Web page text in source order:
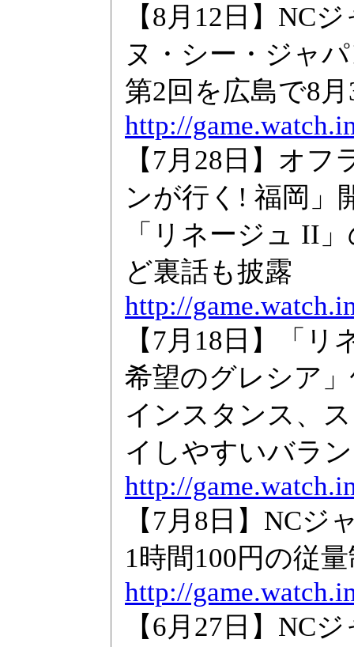
【8月12日】NC
ヌ・シー・ジャ
第2回を広島で8
http://
【7月28日】オ
ンが行く! 福岡」
「リネージュ II
ど裏話も披露
http://
【7月18日】「
希望のグレシア
インスタンス、
イしやすいバラ
http://
【7月8日】NC
1時間100円の従
http://
【6月27日】NC